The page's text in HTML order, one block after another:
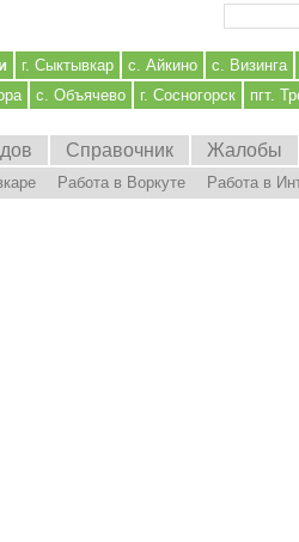
г. Сыктывкар с. Айкино с. Визинга
с. Объячево г. Сосногорск пгт.
Справочник Жалобы
Работа в Воркуте Работа в